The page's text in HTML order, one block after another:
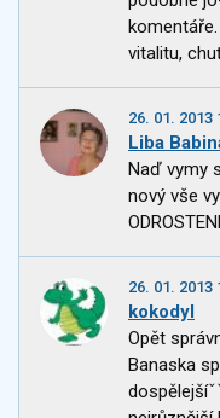
vitalitu,
26. 01. 2013
Liba
Naď vymy
nový vše
26. 01. 2013
kokodyl
Opět
Banaska